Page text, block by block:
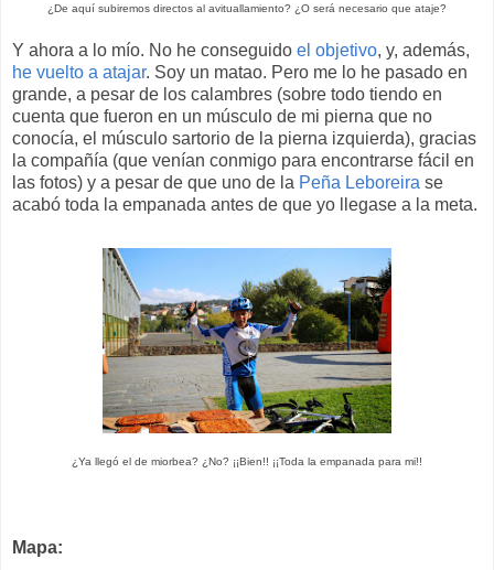
¿De aquí subiremos directos al avituallamiento? ¿O será necesario que ataje?
Y ahora a lo mío. No he conseguido el objetivo, y, además,
he vuelto a atajar. Soy un matao. Pero me lo he pasado en
grande, a pesar de los calambres (sobre todo tiendo en
cuenta que fueron en un músculo de mi pierna que no
conocía, el músculo sartorio de la pierna izquierda), gracias
la compañía (que venían conmigo para encontrarse fácil en
las fotos) y a pesar de que uno de la Peña Leboreira se
acabó toda la empanada antes de que yo llegase a la meta.
¿Ya llegó el de miorbea? ¿No? ¡¡Bien!! ¡¡Toda la empanada para mi!!
Mapa: